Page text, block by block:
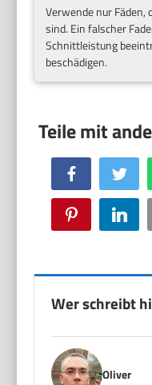
Verwende nur Fäden,
sind. Ein falscher
Schnittleistung
beschädigen.
Facebook Twitter
Pinterest
Wer schreibt
Oliver